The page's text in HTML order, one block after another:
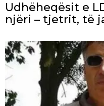
Udhëheqësit e
njëri – tjetrit, të